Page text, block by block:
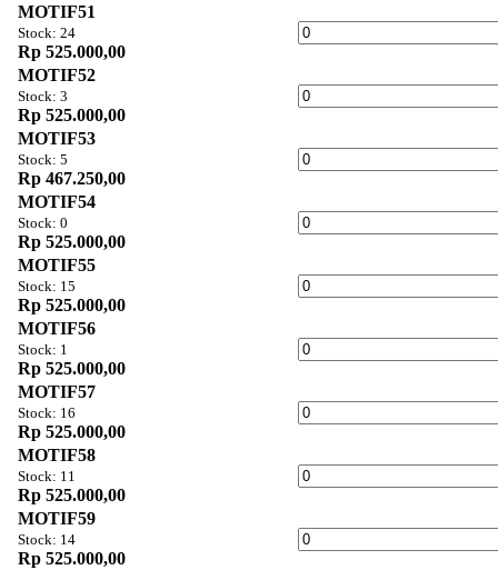
MOTIF51
Stock: 24
Rp 525.000,00
MOTIF52
Stock: 3
Rp 525.000,00
MOTIF53
Stock: 5
Rp 467.250,00
MOTIF54
Stock: 0
Rp 525.000,00
MOTIF55
Stock: 15
Rp 525.000,00
MOTIF56
Stock: 1
Rp 525.000,00
MOTIF57
Stock: 16
Rp 525.000,00
MOTIF58
Stock: 11
Rp 525.000,00
MOTIF59
Stock: 14
Rp 525.000,00